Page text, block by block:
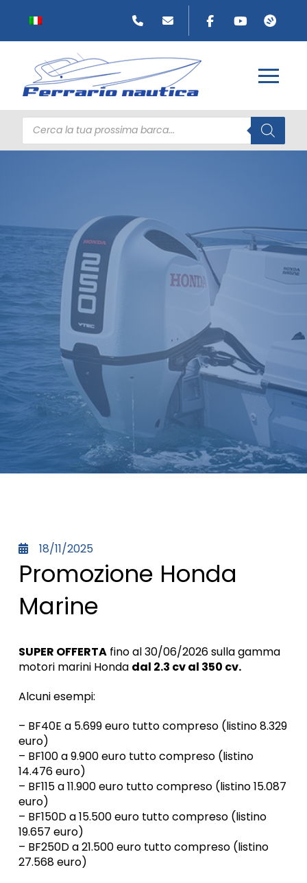
Products
search
18/11/2025
Promozione Honda
Marine
SUPER OFFERTAfino al 30/06/2026 sulla gamma
motori marini Honda dal 2.3 cv al 350 cv.
Alcuni esempi:
– BF40E a 5.699 euro tutto compreso (listino 8.329
euro)
– BF100 a 9.900 euro tutto compreso (listino
14.476 euro)
– BF115 a 11.900 euro tutto compreso (listino 15.087
euro)
– BF150D a 15.500 euro tutto compreso (listino
19.657 euro)
– BF250D a 21.500 euro tutto compreso (listino
27.568 euro)